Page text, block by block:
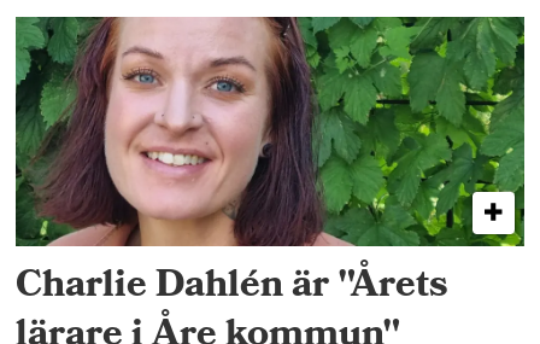
Charlie Dahlén är "Årets